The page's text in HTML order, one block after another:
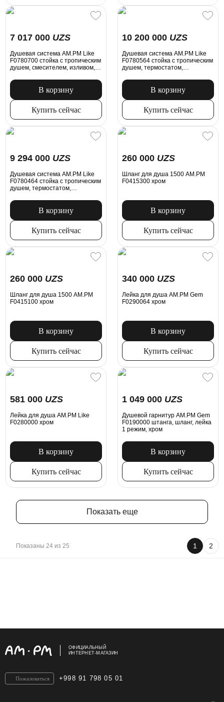
7 017 000 UZS
Душевая система AM.PM Like
F0780700 стойка с тропическим
душем, смесителем, изливом,
В корзину
Купить сейчас
10 200 000 UZS
Душевая система AM.PM Like
F0780564 стойка с тропическим
душем, термостатом,
В корзину
Купить сейчас
9 294 000 UZS
Душевая система AM.PM Like
F0780464 стойка с тропическим
душем, термостатом,
В корзину
Купить сейчас
260 000 UZS
Шланг для душа 1500 AM.PM
F0415300 хром
В корзину
Купить сейчас
260 000 UZS
Шланг для душа 1500 AM.PM
F0415100 хром
В корзину
Купить сейчас
340 000 UZS
Лейка для душа AM.PM Gem
F0290064 хром
В корзину
Купить сейчас
581 000 UZS
Лейка для душа AM.PM Like
F0280000 хром
В корзину
Купить сейчас
1 049 000 UZS
Душевой гарнитур AM.PM Gem
F0190000 штанга, шланг, лейка
1 режим, хром
В корзину
Купить сейчас
Показать еще
Показаны 24 из 25 1 2
ОФИЦИАЛЬНЫЙ
ИНТЕРНЕТ-МАГАЗИН
+998 91 798 05 01
Пожаловаться